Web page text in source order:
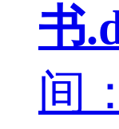
书
间